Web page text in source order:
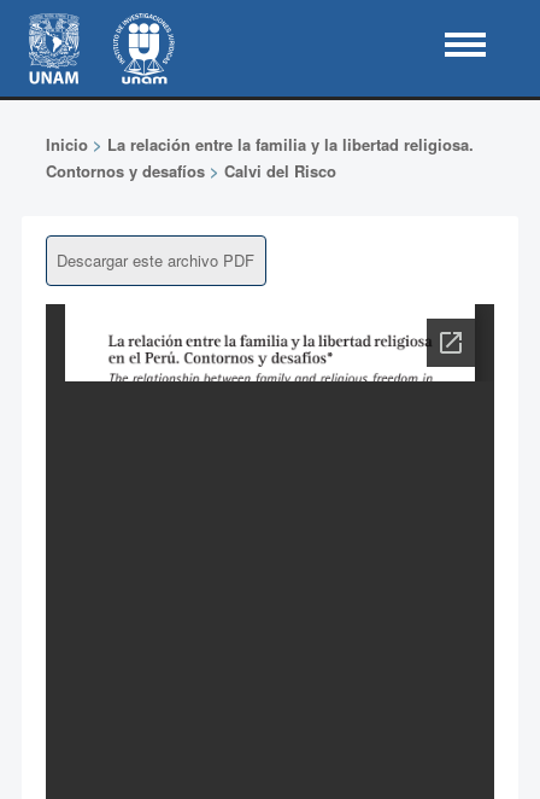
Inicio> La relación entre la familia y la libertad religiosa.
Contornos y desafíos> Calvi del Risco
Descargar este archivo PDF